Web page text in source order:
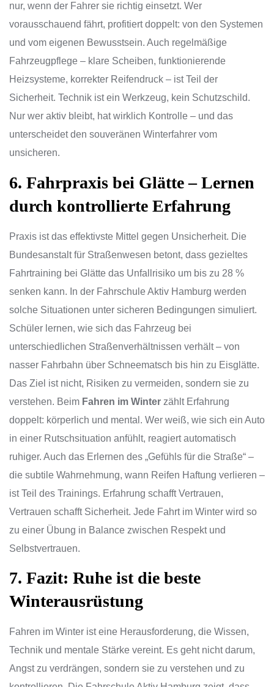
nur, wenn der Fahrer sie richtig einsetzt. Wer
vorausschauend fährt, profitiert doppelt: von den Systemen
und vom eigenen Bewusstsein. Auch regelmäßige
Fahrzeugpflege – klare Scheiben, funktionierende
Heizsysteme, korrekter Reifendruck – ist Teil der
Sicherheit. Technik ist ein Werkzeug, kein Schutzschild.
Nur wer aktiv bleibt, hat wirklich Kontrolle – und das
unterscheidet den souveränen Winterfahrer vom
unsicheren.
6. Fahrpraxis bei Glätte – Lernen
durch kontrollierte Erfahrung
Praxis ist das effektivste Mittel gegen Unsicherheit. Die
Bundesanstalt für Straßenwesen betont, dass gezieltes
Fahrtraining bei Glätte das Unfallrisiko um bis zu 28 %
senken kann. In der Fahrschule Aktiv Hamburg werden
solche Situationen unter sicheren Bedingungen simuliert.
Schüler lernen, wie sich das Fahrzeug bei
unterschiedlichen Straßenverhältnissen verhält – von
nasser Fahrbahn über Schneematsch bis hin zu Eisglätte.
Das Ziel ist nicht, Risiken zu vermeiden, sondern sie zu
verstehen. Beim Fahren im Winter zählt Erfahrung
doppelt: körperlich und mental. Wer weiß, wie sich ein Auto
in einer Rutschsituation anfühlt, reagiert automatisch
ruhiger. Auch das Erlernen des „Gefühls für die Straße“ –
die subtile Wahrnehmung, wann Reifen Haftung verlieren –
ist Teil des Trainings. Erfahrung schafft Vertrauen,
Vertrauen schafft Sicherheit. Jede Fahrt im Winter wird so
zu einer Übung in Balance zwischen Respekt und
Selbstvertrauen.
7. Fazit: Ruhe ist die beste
Winterausrüstung
Fahren im Winter ist eine Herausforderung, die Wissen,
Technik und mentale Stärke vereint. Es geht nicht darum,
Angst zu verdrängen, sondern sie zu verstehen und zu